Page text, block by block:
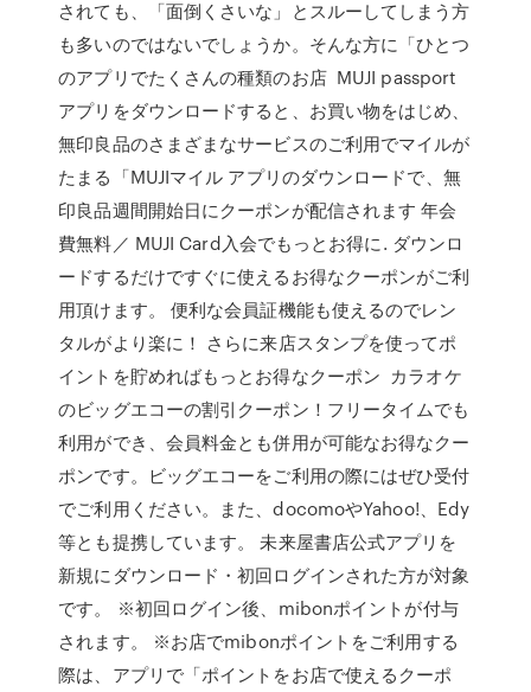
されても、「面倒くさいな」とスルーしてしまう方
も多いのではないでしょうか。そんな方に「ひとつ
のアプリでたくさんの種類のお店 MUJI passport
アプリをダウンロードすると、お買い物をはじめ、
無印良品のさまざまなサービスのご利用でマイルが
たまる「MUJIマイル アプリのダウンロードで、無
印良品週間開始日にクーポンが配信されます 年会
費無料／ MUJI Card入会でもっとお得に. ダウンロ
ードするだけですぐに使えるお得なクーポンがご利
用頂けます。 便利な会員証機能も使えるのでレン
タルがより楽に！ さらに来店スタンプを使ってポ
イントを貯めればもっとお得なクーポン カラオケ
のビッグエコーの割引クーポン！フリータイムでも
利用ができ、会員料金とも併用が可能なお得なクー
ポンです。ビッグエコーをご利用の際にはぜひ受付
でご利用ください。また、docomoやYahoo!、Edy
等とも提携しています。 未来屋書店公式アプリを
新規にダウンロード・初回ログインされた方が対象
です。 ※初回ログイン後、mibonポイントが付与
されます。 ※お店でmibonポイントをご利用する
際は、アプリで「ポイントをお店で使えるクーポ